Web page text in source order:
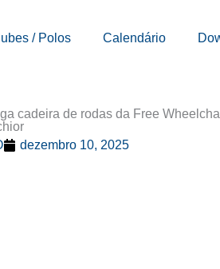
/ Polos Calendário
cadeira de rodas da Free
dezembro 10, 2025